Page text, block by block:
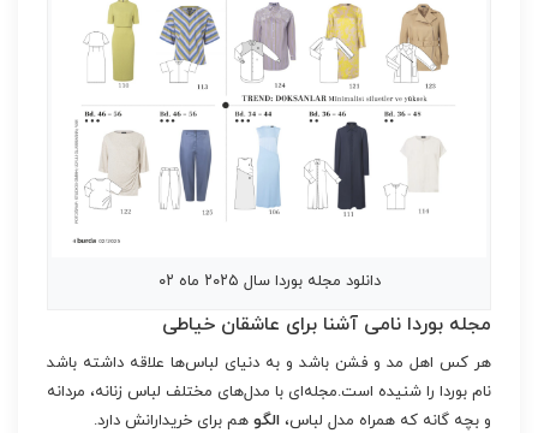
دانلود مجله بوردا سال ۲۰۲۵ ماه ۰۲
مجله بوردا نامی آشنا برای عاشقان خیاطی
هر کس اهل مد و فشن باشد و به دنیای لباس‌ها علاقه داشته باشد
نام بوردا را شنیده است.مجله‌ای با مدل‌های مختلف لباس زنانه، مردانه
و بچه گانه که همراه مدل لباس، الگو هم برای خریدارانش دارد.